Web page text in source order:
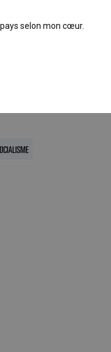
selon mon cœur.